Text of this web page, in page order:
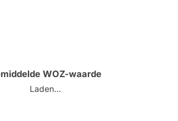
WOZ-waarde
Laden...